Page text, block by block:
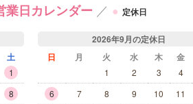
業日カレンダー ／ ● 定休日
土
1
8
2026年9月の定休日
日
月 火 水 木 金
1 2 3 4
6
7 8 9 10 11